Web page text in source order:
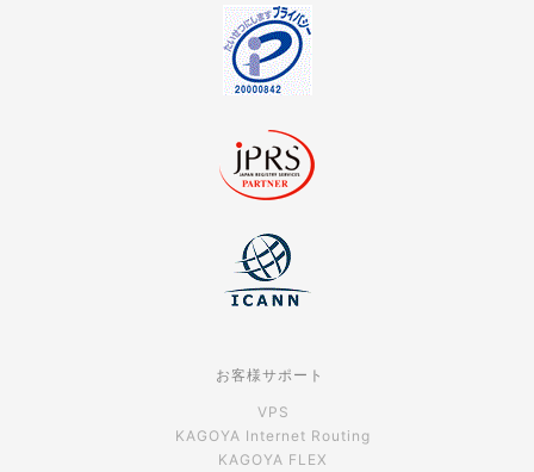
お客様サポート
VPS
KAGOYA Internet Routing
KAGOYA FLEX